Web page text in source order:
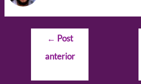
Navegação
Post
← Post
anterior